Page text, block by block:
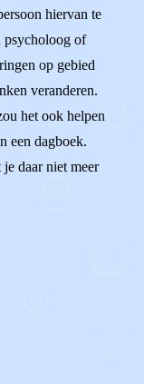
hiervan te
psycholoog of
op gebied
veranderen.
het ook helpen
een dagboek.
daar niet meer